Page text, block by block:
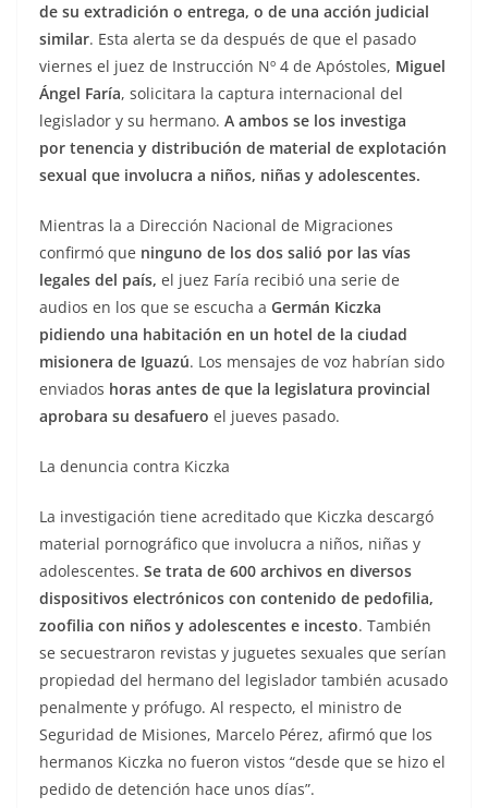
de su extradición o entrega, o de una acción judicial
similar. Esta alerta se da después de que el pasado
viernes el juez de Instrucción Nº 4 de Apóstoles, Miguel
Ángel Faría, solicitara la captura internacional del
legislador y su hermano. A ambos se los investiga
por tenencia y distribución de material de explotación
sexual que involucra a niños, niñas y adolescentes.
Mientras la a Dirección Nacional de Migraciones
confirmó que ninguno de los dos salió por las vías
legales del país, el juez Faría recibió una serie de
audios en los que se escucha a Germán Kiczka
pidiendo una habitación en un hotel de la ciudad
misionera de Iguazú. Los mensajes de voz habrían sido
enviados horas antes de que la legislatura provincial
aprobara su desafuero el jueves pasado.
La denuncia contra Kiczka
La investigación tiene acreditado que Kiczka descargó
material pornográfico que involucra a niños, niñas y
adolescentes. Se trata de 600 archivos en diversos
dispositivos electrónicos con contenido de pedofilia,
zoofilia con niños y adolescentes e incesto. También
se secuestraron revistas y juguetes sexuales que serían
propiedad del hermano del legislador también acusado
penalmente y prófugo. Al respecto, el ministro de
Seguridad de Misiones, Marcelo Pérez, afirmó que los
hermanos Kiczka no fueron vistos “desde que se hizo el
pedido de detención hace unos días”.